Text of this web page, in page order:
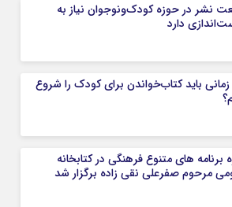
نشر در حوزه کودک‌ونوجوان نیاز به
دارد
باید کتاب‌خواندن برای کودک را شروع
برنامه‌ های متنوع فرهنگی در کتابخانه
مرحوم صفرعلی نقی زاده برگزار شد